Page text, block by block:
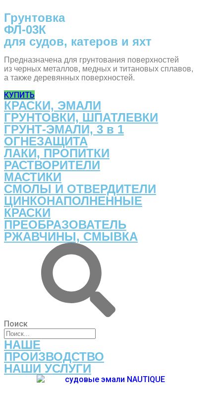
Грунтовка
ФЛ-03К
для судов, катеров и яхт
Предназначена для грунтования поверхностей
из черных металлов, медных и титановых сплавов,
а также деревянных поверхностей.
КУПИТЬ
КРАСКИ, ЭМАЛИ
ГРУНТОВКИ, ШПАТЛЕВКИ
ГРУНТ-ЭМАЛИ, 3 в 1
ОГНЕЗАЩИТА
ЛАКИ, ПРОПИТКИ
РАСТВОРИТЕЛИ
МАСТИКИ
СМОЛЫ И ОТВЕРДИТЕЛИ
ЦИНКОНАПОЛНЕННЫЕ
КРАСКИ
ПРЕОБРАЗОВАТЕЛЬ
РЖАВЧИНЫ, СМЫВКА
Поиск
НАШЕ
ПРОИЗВОДСТВО
НАШИ УСЛУГИ